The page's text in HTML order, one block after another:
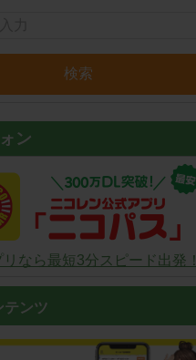
検索
ン
なら最短3分スピード出発！
テンツ